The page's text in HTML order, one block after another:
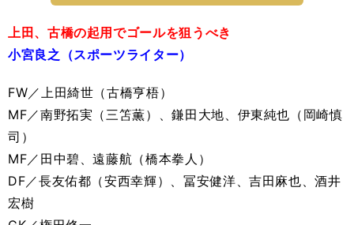
上田、古橋の起用でゴールを狙うべき
小宮良之（スポーツライター）
FW／上田綺世（古橋亨梧）
MF／南野拓実（三笘薫）、鎌田大地、伊東純也（岡崎慎
司）
MF／田中碧、遠藤航（橋本拳人）
DF／長友佑都（安西幸輝）、冨安健洋、吉田麻也、酒井
宏樹